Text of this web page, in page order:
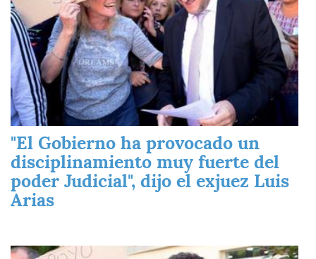
"El Gobierno ha provocado un
disciplinamiento muy fuerte del
poder Judicial", dijo el exjuez Luis
Arias
Imagen